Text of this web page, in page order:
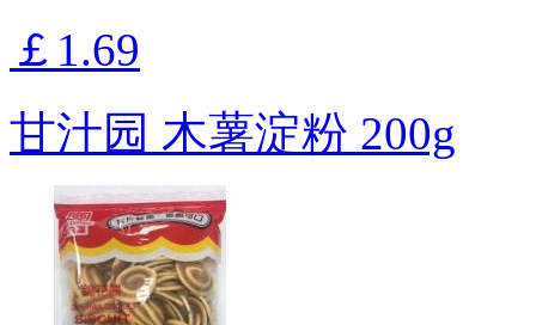
￡1.69
甘汁园 木薯淀粉 200g